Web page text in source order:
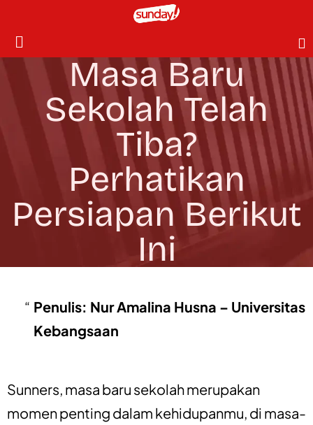
Masa Baru
Sekolah Telah
Tiba?
Perhatikan
Persiapan Berikut
Ini
Penulis: Nur Amalina Husna – Universitas
Kebangsaan
Sunners, masa baru sekolah merupakan
momen penting dalam kehidupanmu, di masa-